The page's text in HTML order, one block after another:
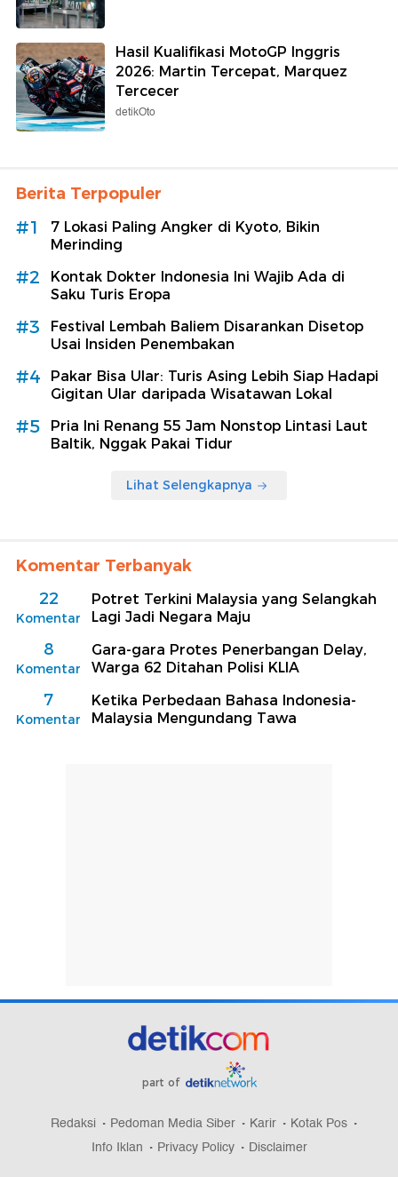
Hasil Kualifikasi MotoGP Inggris
2026: Martin Tercepat, Marquez
Tercecer
detikOto
Berita Terpopuler
#1
7 Lokasi Paling Angker di Kyoto, Bikin
Merinding
#2
Kontak Dokter Indonesia Ini Wajib Ada di
Saku Turis Eropa
#3
Festival Lembah Baliem Disarankan Disetop
Usai Insiden Penembakan
#4
Pakar Bisa Ular: Turis Asing Lebih Siap Hadapi
Gigitan Ular daripada Wisatawan Lokal
#5
Pria Ini Renang 55 Jam Nonstop Lintasi Laut
Baltik, Nggak Pakai Tidur
Lihat Selengkapnya
Komentar Terbanyak
22
Komentar
Potret Terkini Malaysia yang Selangkah
Lagi Jadi Negara Maju
8
Komentar
Gara-gara Protes Penerbangan Delay,
Warga 62 Ditahan Polisi KLIA
7
Komentar
Ketika Perbedaan Bahasa Indonesia-
Malaysia Mengundang Tawa
part of
Redaksi Pedoman Media Siber Karir
Kotak Pos
Info Iklan
Privacy Policy Disclaimer